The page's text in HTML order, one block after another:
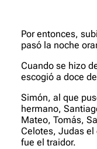
Por entonces,
pasó la noche
Cuando se hizo
escogió a doce
Simón, al que
hermano,
Mateo, Tomás,
Celotes, Judas el
fue el traidor.